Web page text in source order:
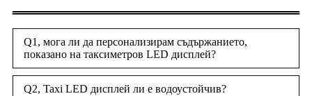
Q1, мога ли да персонализирам съдържанието,
показано на таксиметров LED дисплей?
Q2, Taxi LED дисплей ли е водоустойчив?